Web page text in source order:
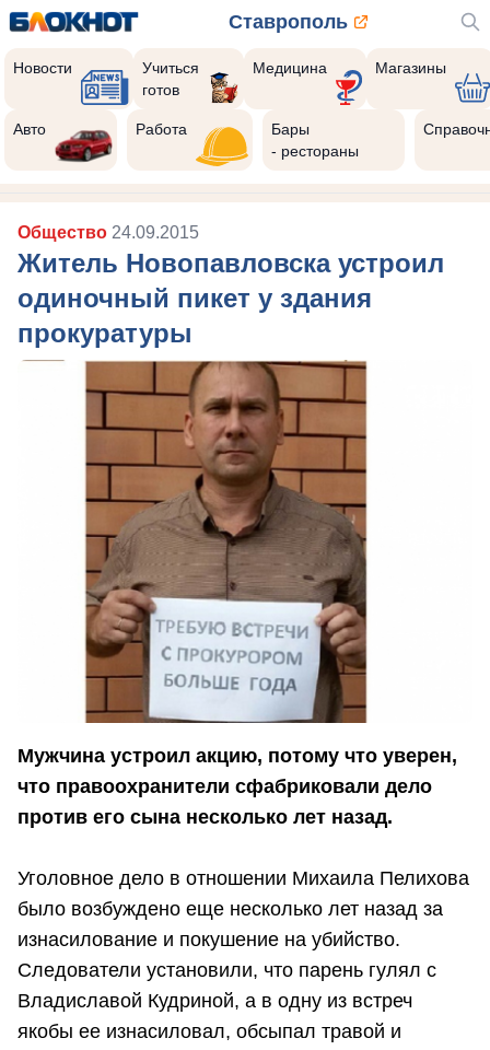
Ставрополь
Новости
Учиться
готов
Медицина Магазины
Авто Работа
Бары
- рестораны
Общество 24.09.2015
Житель Новопавловска устроил
одиночный пикет у здания
прокуратуры
Мужчина устроил акцию, потому что уверен,
что правоохранители сфабриковали дело
против его сына несколько лет назад.
Уголовное дело в отношении Михаила Пелихова
было возбуждено еще несколько лет назад за
изнасилование и покушение на убийство.
Следователи установили, что парень гулял с
Владиславой Кудриной, а в одну из встреч
якобы ее изнасиловал, обсыпал травой и